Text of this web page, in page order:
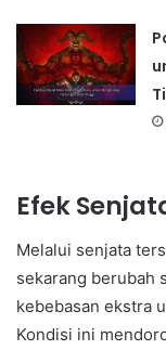
Efek
Melalui senjata
sekarang berubah
kebebasan ekstra
Kondisi ini